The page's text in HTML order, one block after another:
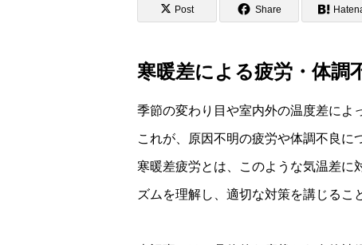
Post Share
寒暖差による疲労・体調
季節の変わり目や室内外の温度差によ
これが、原因不明の疲労や体調不良に
寒暖差疲労とは、このような気温差に
ズムを理解し、適切な対策を講じるこ